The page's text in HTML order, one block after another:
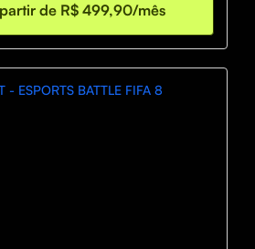
seus ganhos. Desfrute
de insights valiosos e eleve suas
Apenas 10 vagas
se para a vitória com Discord
de R$ 499,90/mês